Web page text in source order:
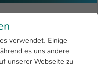
4
Open submenu
verwendet. Einige
es uns andere
unserer Webseite zu